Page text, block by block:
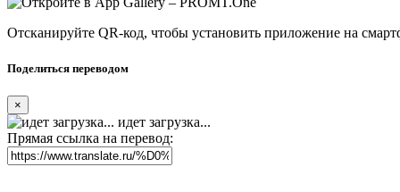
Отсканируйте QR-код, чтобы установить приложение на
Поделиться переводом
×
идет загрузка...
Прямая ссылка на перевод: